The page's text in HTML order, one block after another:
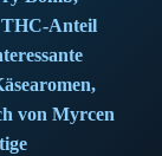
THC-Anteil
von Myrcen